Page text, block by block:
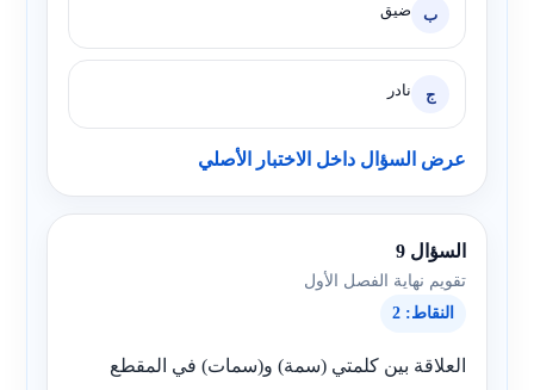
ب ضيق
ج نادر
عرض السؤال داخل الاختبار الأصلي
السؤال 9
تقويم نهاية الفصل الأول
النقاط: 2
العلاقة بين كلمتي (سمة) و(سمات) في المقطع